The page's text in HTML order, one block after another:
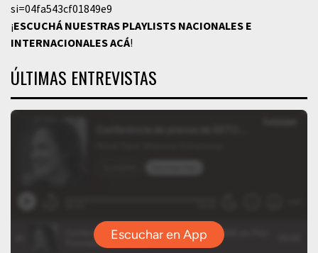
si=04fa543cf01849e9
¡ESCUCHÁ NUESTRAS PLAYLISTS NACIONALES E
INTERNACIONALESACÁ!
ÚLTIMAS ENTREVISTAS